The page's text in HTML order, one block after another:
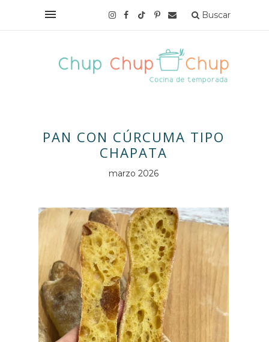
Buscar
PAN CON CÚRCUMA TIPO
CHAPATA
marzo 2026